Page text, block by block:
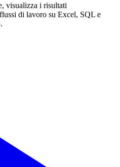
visualizza i risultati
di lavoro su Excel, SQL e